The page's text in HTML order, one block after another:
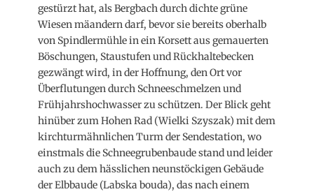
gestürzt hat, als Bergbach durch dichte grüne
Wiesen mäandern darf, bevor sie bereits oberhalb
von Spindlermühle in ein Korsett aus gemauerten
Böschungen, Staustufen und Rückhaltebecken
gezwängt wird, in der Hoffnung, den Ort vor
Überflutungen durch Schneeschmelzen und
Frühjahrshochwasser zu schützen. Der Blick geht
hinüber zum Hohen Rad (Wielki Szyszak) mit dem
kirchturmähnlichen Turm der Sendestation, wo
einstmals die Schneegrubenbaude stand und leider
auch zu dem hässlichen neunstöckigen Gebäude
der Elbbaude (Labska bouda), das nach einem